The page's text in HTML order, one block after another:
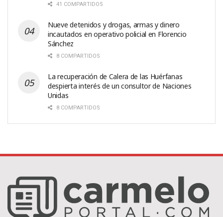
41 COMPARTIDOS
Nueve detenidos y drogas, armas y dinero
incautados en operativo policial en Florencio
Sánchez
8 COMPARTIDOS
La recuperación de Calera de las Huérfanas
despierta interés de un consultor de Naciones
Unidas
8 COMPARTIDOS